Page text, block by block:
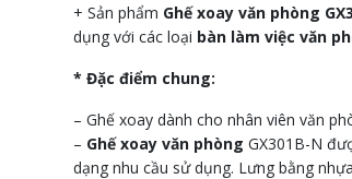
+ Sản phẩm Ghế xoay văn phòng
dụng với các loại bàn làm việc văn
* Đặc điểm chung:
– Ghế xoay dành cho nhân viên văn
– Ghế xoay văn phòng GX301B-N
dạng nhu cầu sử dụng. Lưng bằng